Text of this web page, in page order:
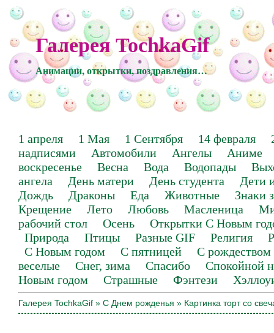
Галерея TochkaGif
Анимации, открытки, поздравления…
1 апреля 1 Мая 1 Сентября 14 февраля
надписями
Автомобили Ангелы
Аниме
воскресенье
Весна Вода Водопады
ангела
День матери День студента
Дети
Дождь
Драконы Еда Животные
Знаки
Крещение
Лето Любовь Масленица
рабочий стол
Осень
Открытки С Новым
Природа
Птицы Разные GIF Религия
С Новым годом
С пятницей
С рождеством
веселые
Снег, зима Спасибо
Спокойной
Новым годом
Страшные Фэнтези
Галерея TochkaGif » С Днем рожденья » Картинка торт со